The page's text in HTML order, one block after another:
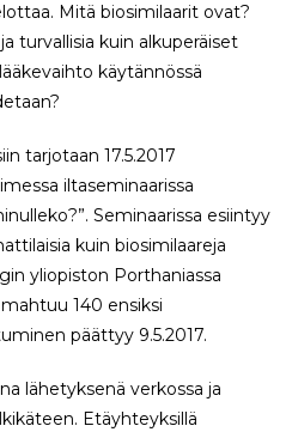
Mitä biosimilaarit ovat?
turvallisia kuin alkuperäiset
käytännössä
tarjotaan 17.5.2017
iltaseminaarissa
Seminaarissa esiintyy
kuin biosimilaareja
yliopiston Porthaniassa
140 ensiksi
päättyy 9.5.2017.
lähetyksenä verkossa ja
Etäyhteyksillä